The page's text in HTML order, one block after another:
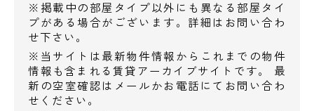
※掲載中の部屋タイプ以外にも異なる部屋タイ
プがある場合がございます。詳細はお問い合わ
せ下さい。
※当サイトは最新物件情報からこれまでの物件
情報も含まれる賃貸アーカイブサイトです。 最
新の空室確認はメールかお電話にてお問い合わ
せください。